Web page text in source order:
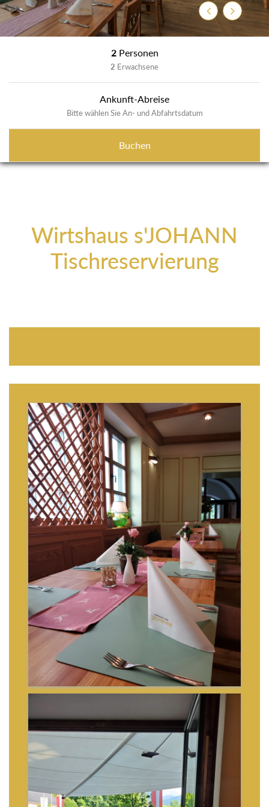
ZurückWeiter
2 Personen
2 Erwachsene
Ankunft-Abreise
Bitte wählen Sie An- und Abfahrtsdatum
Buchen
Wirtshaus s'JOHANN
Tischreservierung